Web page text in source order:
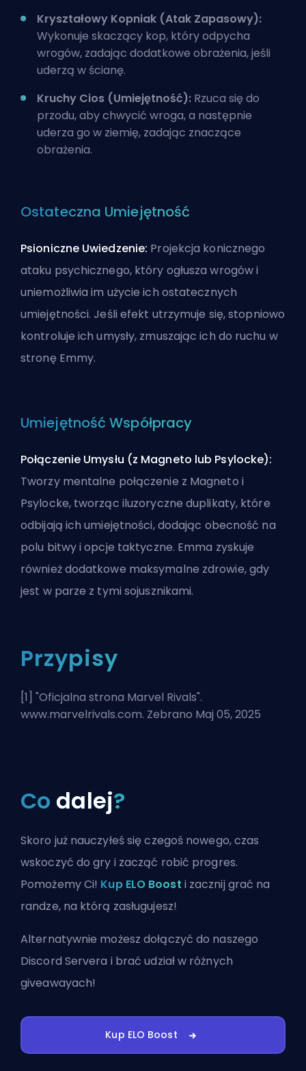
Kryształowy Kopniak (Atak Zapasowy):
Wykonuje skaczący kop, który odpycha
wrogów, zadając dodatkowe obrażenia, jeśli
uderzą w ścianę.
Kruchy Cios (Umiejętność): Rzuca się do
przodu, aby chwycić wroga, a następnie
uderza go w ziemię, zadając znaczące
obrażenia.
Ostateczna Umiejętność
Psioniczne Uwiedzenie: Projekcja konicznego
ataku psychicznego, który ogłusza wrogów i
uniemożliwia im użycie ich ostatecznych
umiejętności. Jeśli efekt utrzymuje się, stopniowo
kontroluje ich umysły, zmuszając ich do ruchu w
stronę Emmy.
Umiejętność Współpracy
Połączenie Umysłu (z Magneto lub Psylocke):
Tworzy mentalne połączenie z Magneto i
Psylocke, tworząc iluzoryczne duplikaty, które
odbijają ich umiejętności, dodając obecność na
polu bitwy i opcje taktyczne. Emma zyskuje
również dodatkowe maksymalne zdrowie, gdy
jest w parze z tymi sojusznikami.
Przypisy
[1] "Oficjalna strona Marvel Rivals".
www.marvelrivals.com. Zebrano Maj 05, 2025
Co dalej?
Skoro już nauczyłeś się czegoś nowego, czas
wskoczyć do gry i zacząć robić progres.
Pomożemy Ci! Kup ELO Boost i zacznij grać na
randze, na którą zasługujesz!
Alternatywnie możeszdołączyć do naszego
Discord Servera i brać udział w różnych
giveawayach!
Kup ELO Boost